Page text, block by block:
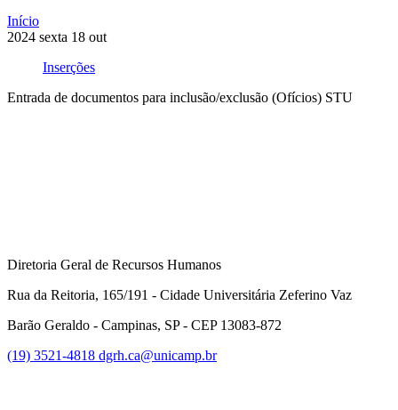
Início
2024 sexta 18 out
Inserções
Entrada de documentos para inclusão/exclusão (Ofícios) STU
Diretoria Geral de Recursos Humanos
Rua da Reitoria, 165/191 - Cidade Universitária Zeferino Vaz
Barão Geraldo - Campinas, SP - CEP 13083-872
(19) 3521-4818 dgrh.ca@unicamp.br